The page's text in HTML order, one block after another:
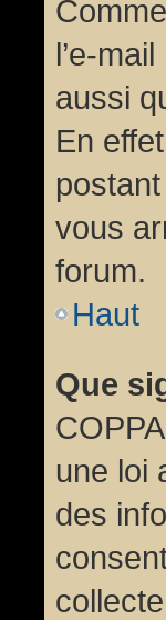
l’e-
aussi
En
vous
forum.
Haut
Que
une loi
des